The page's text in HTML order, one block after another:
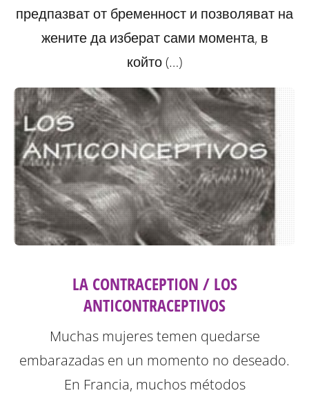
предпазват от бременност и позволяват на
жените да изберат сами момента, в
който (…)
LA CONTRACEPTION / LOS
ANTICONTRACEPTIVOS
Muchas mujeres temen quedarse
embarazadas en un momento no deseado.
En Francia, muchos métodos